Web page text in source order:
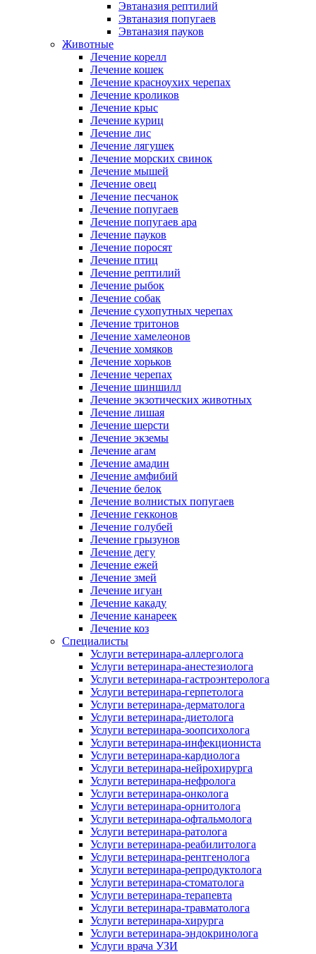
Эвтаназия рептилий
Эвтаназия попугаев
Эвтаназия пауков
Животные
Лечение корелл
Лечение кошек
Лечение красноухих черепах
Лечение кроликов
Лечение крыс
Лечение куриц
Лечение лис
Лечение лягушек
Лечение морских свинок
Лечение мышей
Лечение овец
Лечение песчанок
Лечение попугаев
Лечение попугаев ара
Лечение пауков
Лечение поросят
Лечение птиц
Лечение рептилий
Лечение рыбок
Лечение собак
Лечение сухопутных черепах
Лечение тритонов
Лечение хамелеонов
Лечение хомяков
Лечение хорьков
Лечение черепах
Лечение шиншилл
Лечение экзотических животных
Лечение лишая
Лечение шерсти
Лечение экземы
Лечение агам
Лечение амадин
Лечение амфибий
Лечение белок
Лечение волнистых попугаев
Лечение гекконов
Лечение голубей
Лечение грызунов
Лечение дегу
Лечение ежей
Лечение змей
Лечение игуан
Лечение какаду
Лечение канареек
Лечение коз
Специалисты
Услуги ветеринара-аллерголога
Услуги ветеринара-анестезиолога
Услуги ветеринара-гастроэнтеролога
Услуги ветеринара-герпетолога
Услуги ветеринара-дерматолога
Услуги ветеринара-диетолога
Услуги ветеринара-зоопсихолога
Услуги ветеринара-инфекциониста
Услуги ветеринара-кардиолога
Услуги ветеринара-нейрохирурга
Услуги ветеринара-нефролога
Услуги ветеринара-онколога
Услуги ветеринара-орнитолога
Услуги ветеринара-офтальмолога
Услуги ветеринара-ратолога
Услуги ветеринара-реабилитолога
Услуги ветеринара-рентгенолога
Услуги ветеринара-репродуктолога
Услуги ветеринара-стоматолога
Услуги ветеринара-терапевта
Услуги ветеринара-травматолога
Услуги ветеринара-хирурга
Услуги ветеринара-эндокринолога
Услуги врача УЗИ